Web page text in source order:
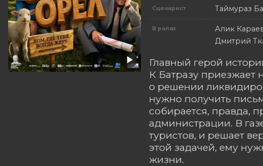
Сценарист Таймураз
В ролях
Алик
Дмитрий
Главный герой
К Батразу приезжает
о решении
нужно получить
собирается, правда,
администрации. В
туристов, и решает
этой задачей, ему
жизни.